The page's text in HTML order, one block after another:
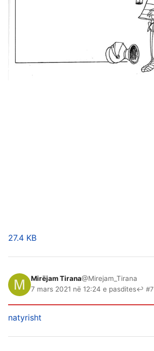
27.4 KB
Mirëjam Tirana@Mirejam_Tirana
7 mars 2021 në 12:24 e pasdites↩ #7
natyrisht